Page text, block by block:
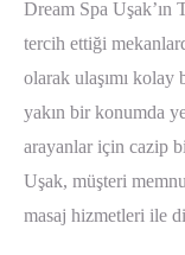
Dream Spa Uşak’ın
tercih ettiği
olarak ulaşımı kolay
yakın bir konumda
arayanlar için cazip
Uşak, müşteri
masaj hizmetleri ile